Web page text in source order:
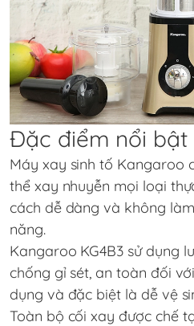
Đặc điểm nổi bật
Máy xay sinh tố Kangaroo
thể xay nhuyễn mọi loại
cách dễ dàng và không
năng.
Kangaroo KG4B3 sử dụng
chống gỉ sét, an toàn đối
dụng và đặc biệt là dễ vệ
Toàn bộ cối xay được chế